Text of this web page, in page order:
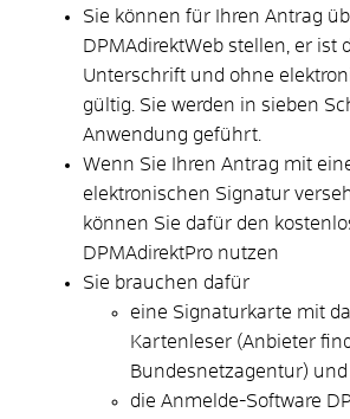
Sie können für Ihren Antrag
DPMAdirektWeb stellen, er ist
Unterschrift und ohne
gültig. Sie werden in sieben
Anwendung geführt.
Wenn Sie Ihren Antrag mit
elektronischen Signatur
können Sie dafür den
DPMAdirektPro nutzen
Sie brauchen dafür
eine Signaturkarte mit
Kartenleser (Anbieter
Bundesnetzagentur) und
die Anmelde-Software